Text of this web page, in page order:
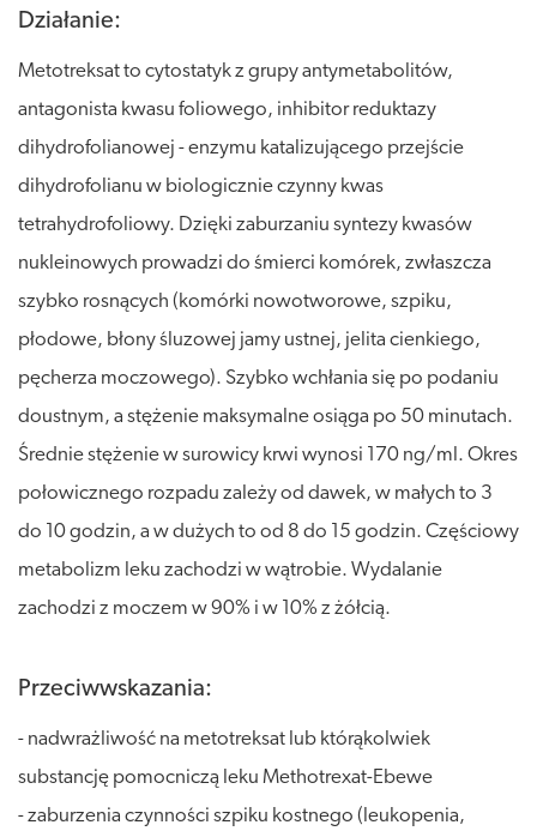
Działanie:
Metotreksat to cytostatyk z grupy antymetabolitów,
antagonista kwasu foliowego, inhibitor reduktazy
dihydrofolianowej - enzymu katalizującego przejście
dihydrofolianu w biologicznie czynny kwas
tetrahydrofoliowy. Dzięki zaburzaniu syntezy kwasów
nukleinowych prowadzi do śmierci komórek, zwłaszcza
szybko rosnących (komórki nowotworowe, szpiku,
płodowe, błony śluzowej jamy ustnej, jelita cienkiego,
pęcherza moczowego). Szybko wchłania się po podaniu
doustnym, a stężenie maksymalne osiąga po 50 minutach.
Średnie stężenie w surowicy krwi wynosi 170 ng/ml. Okres
połowicznego rozpadu zależy od dawek, w małych to 3
do 10 godzin, a w dużych to od 8 do 15 godzin. Częściowy
metabolizm leku zachodzi w wątrobie. Wydalanie
zachodzi z moczem w 90% i w 10% z żółcią.
Przeciwwskazania:
- nadwrażliwość na metotreksat lub którąkolwiek
substancję pomocniczą leku Methotrexat-Ebewe
- zaburzenia czynności szpiku kostnego (leukopenia,